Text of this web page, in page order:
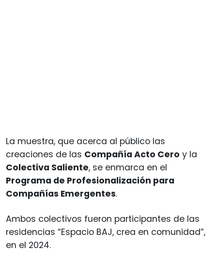
La muestra, que acerca al público las
creaciones de las Compañía Acto Cero y la
Colectiva Saliente, se enmarca en el
Programa de Profesionalización para
Compañías Emergentes.
Ambos colectivos fueron participantes de las
residencias “Espacio BAJ, crea en comunidad”,
en el 2024.